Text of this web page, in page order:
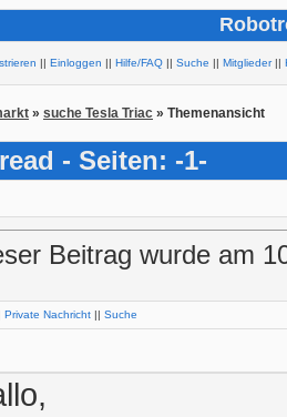
|| Einloggen || Hilfe/FAQ || Suche || Mitglieder||
» suche Tesla Triac » Themenansicht
- Seiten: -1-
Beitrag wurde am
Private Nachricht || Suche